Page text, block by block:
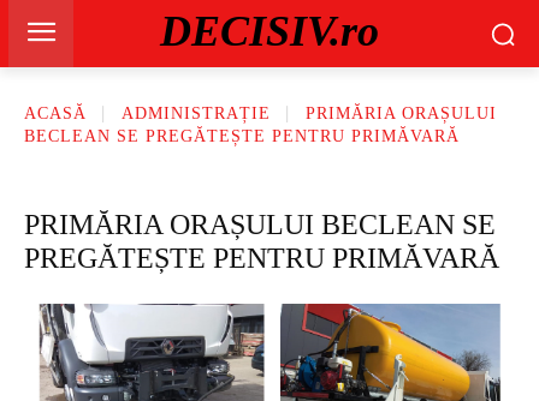
DECISIV.ro
ACASĂ ADMINISTRAȚIE
PRIMĂRIA ORAȘULUI
BECLEAN SE PREGĂTEȘTE PENTRU PRIMĂVARĂ
PRIMĂRIA ORAȘULUI BECLEAN SE
PREGĂTEȘTE PENTRU PRIMĂVARĂ